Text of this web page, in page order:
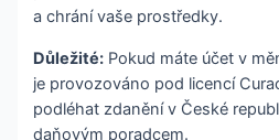
a chrání vaše prostředky.
Důležité: Pokud máte účet v
je provozováno pod licencí
podléhat zdanění v České
daňovým poradcem.